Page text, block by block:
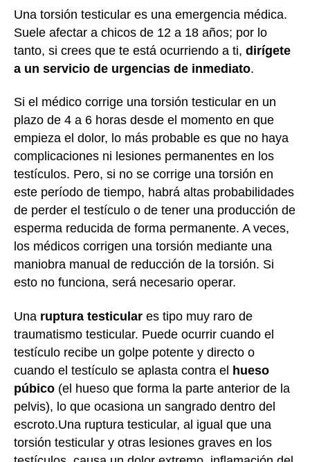
Una torsión testicular es una emergencia médica.
Suele afectar a chicos de 12 a 18 años; por lo
tanto, si crees que te está ocurriendo a ti, dirígete
a un servicio de urgencias de inmediato.
Si el médico corrige una torsión testicular en un
plazo de 4 a 6 horas desde el momento en que
empieza el dolor, lo más probable es que no haya
complicaciones ni lesiones permanentes en los
testículos. Pero, si no se corrige una torsión en
este período de tiempo, habrá altas probabilidades
de perder el testículo o de tener una producción de
esperma reducida de forma permanente. A veces,
los médicos corrigen una torsión mediante una
maniobra manual de reducción de la torsión. Si
esto no funciona, será necesario operar.
Una ruptura testicular es tipo muy raro de
traumatismo testicular. Puede ocurrir cuando el
testículo recibe un golpe potente y directo o
cuando el testículo se aplasta contra el hueso
púbico (el hueso que forma la parte anterior de la
pelvis), lo que ocasiona un sangrado dentro del
escroto.Una ruptura testicular, al igual que una
torsión testicular y otras lesiones graves en los